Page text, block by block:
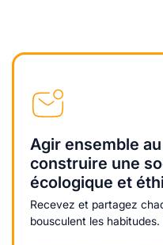
Agir ensemble
construire une
écologique et
Recevez et partagez
bousculent les